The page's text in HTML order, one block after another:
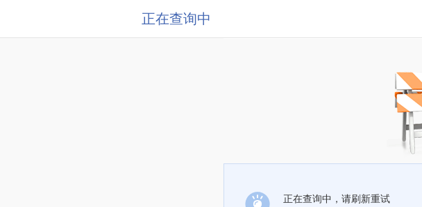
正在查询中
正在查询中，请刷新重试